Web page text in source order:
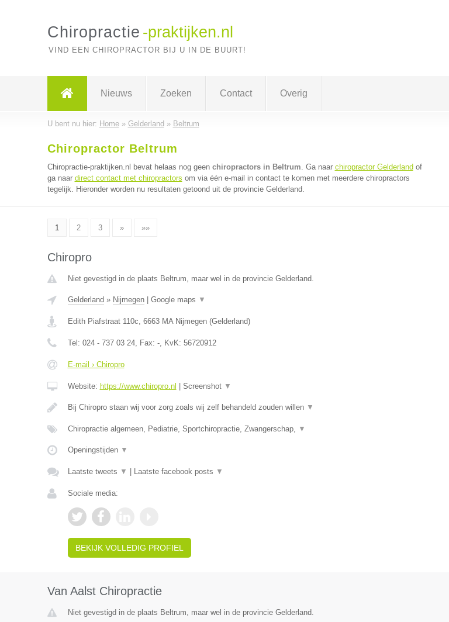
Chiropractie -praktijken.nl
VIND EEN CHIROPRACTOR BIJ U IN DE BUURT!
Nieuws Zoeken Contact Overig
U bent nu hier: Home» Gelderland » Beltrum
Chiropractor Beltrum
Chiropractie-praktijken.nl bevat helaas nog geen chiropractors in Beltrum. Ga naar chiropractor Gelderland of
ga naar direct contact met chiropractors om via één e-mail in contact te komen met meerdere chiropractors
tegelijk. Hieronder worden nu resultaten getoond uit de provincie Gelderland.
1 2 3 » »»
Chiropro
Niet gevestigd in de plaats Beltrum, maar wel in de provincie Gelderland.
Gelderland » Nijmegen| Google maps ▼
Edith Piafstraat 110c, 6663 MA Nijmegen(Gelderland)
Tel: 024 - 737 03 24, Fax: -, KvK: 56720912
E-mail › Chiropro
Website: https://www.chiropro.nl Screenshot ▼
Bij Chiropro staan wij voor zorg zoals wij zelf behandeld zouden willen ▼
Chiropractie algemeen, Pediatrie, Sportchiropractie, Zwangerschap, ▼
Openingstijden ▼
Laatste tweets ▼ Laatste facebook posts ▼
Sociale media:
BEKIJK VOLLEDIG PROFIEL
Van Aalst Chiropractie
Niet gevestigd in de plaats Beltrum, maar wel in de provincie Gelderland.